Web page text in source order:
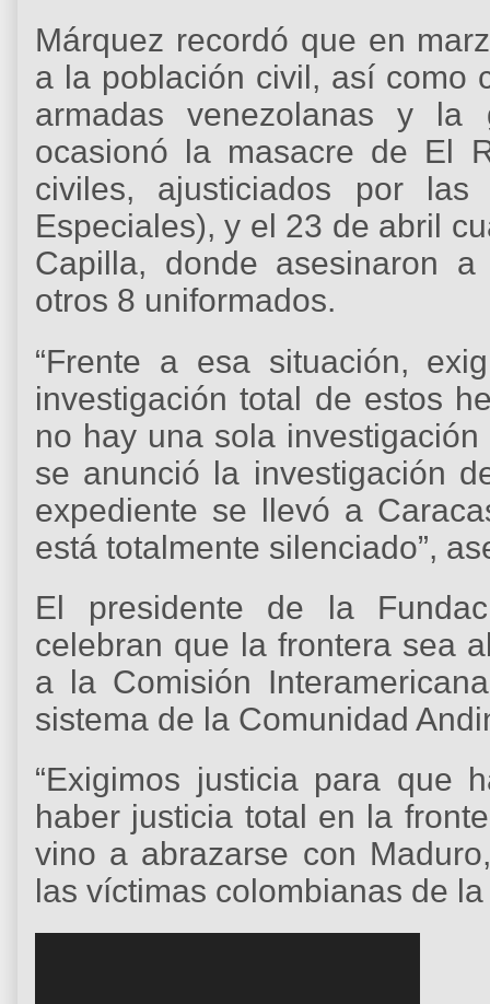
Márquez recordó que en
a la población civil, así como
armadas venezolanas y la
ocasionó la masacre de El
civiles, ajusticiados por
Especiales), y el 23 de abril
Capilla, donde asesinaron
otros 8 uniformados.
“Frente a esa situación,
investigación total de estos
no hay una sola
se anunció la investigación
expediente se llevó a
está totalmente silenciado”,
El presidente de la
celebran que la frontera sea
a la Comisión
sistema de la Comunidad
“Exigimos justicia para que
haber justicia total en la
vino a abrazarse con
las víctimas colombianas de